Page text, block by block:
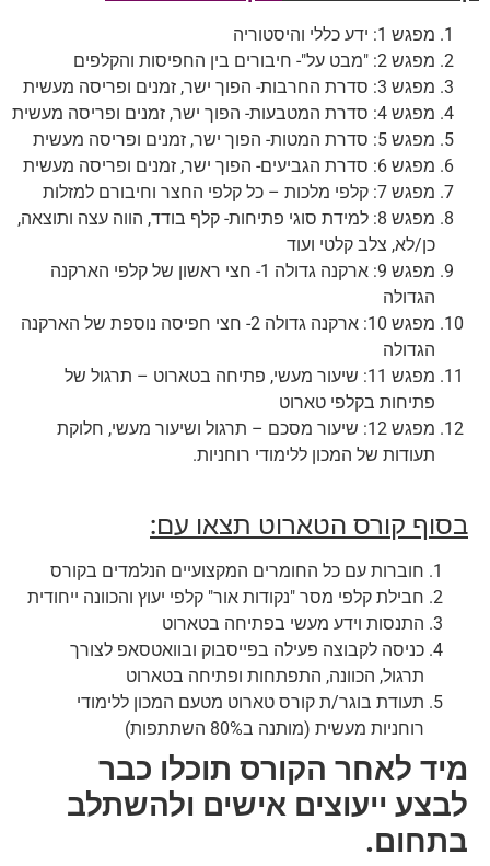
מפגש 1: ידע כללי והיסטוריה
מפגש 2: "מבט על"- חיבורים בין החפיסות והקלפים
מפגש 3: סדרת החרבות- הפוך ישר, זמנים ופריסה מעשית
מפגש 4: סדרת המטבעות- הפוך ישר, זמנים ופריסה מעשית
מפגש 5: סדרת המטות- הפוך ישר, זמנים ופריסה מעשית
מפגש 6: סדרת הגביעים- הפוך ישר, זמנים ופריסה מעשית
מפגש 7: קלפי מלכות – כל קלפי החצר וחיבורם למזלות
מפגש 8: למידת סוגי פתיחות- קלף בודד, הווה עצה ותוצאה,
כן/לא, צלב קלטי ועוד
מפגש 9: ארקנה גדולה 1- חצי ראשון של קלפי הארקנה
הגדולה
מפגש 10: ארקנה גדולה 2- חצי חפיסה נוספת של הארקנה
הגדולה
מפגש 11: שיעור מעשי, פתיחה בטארוט – תרגול של
פתיחות בקלפי טארוט
מפגש 12: שיעור מסכם – תרגול ושיעור מעשי, חלוקת
תעודות של המכון ללימודי רוחניות.
בסוף קורס הטארוט תצאו עם:
חוברות עם כל החומרים המקצועיים הנלמדים בקורס
חבילת קלפי מסר "נקודות אור" קלפי יעוץ והכוונה ייחודית
התנסות וידע מעשי בפתיחה בטארוט
כניסה לקבוצה פעילה בפייסבוק ובוואטסאפ לצורך
תרגול, הכוונה, התפתחות ופתיחה בטארוט
תעודת בוגר/ת קורס טארוט מטעם המכון ללימודי
רוחניות מעשית (מותנה ב80% השתתפות)
מיד לאחר הקורס תוכלו כבר
לבצע ייעוצים אישים ולהשתלב
בתחום.